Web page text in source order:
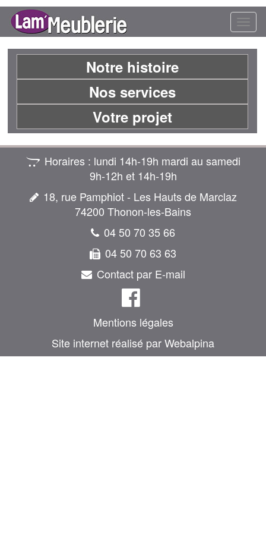
Notre histoire
Nos services
Votre projet
Horaires : lundi 14h-19h mardi au samedi
9h‑12h et 14h‑19h
18, rue Pamphiot - Les Hauts de Marclaz
74200 Thonon‑les‑Bains
04 50 70 35 66
04 50 70 63 63
Contact par E-mail
Mentions légales
Site internet réalisé par Webalpina